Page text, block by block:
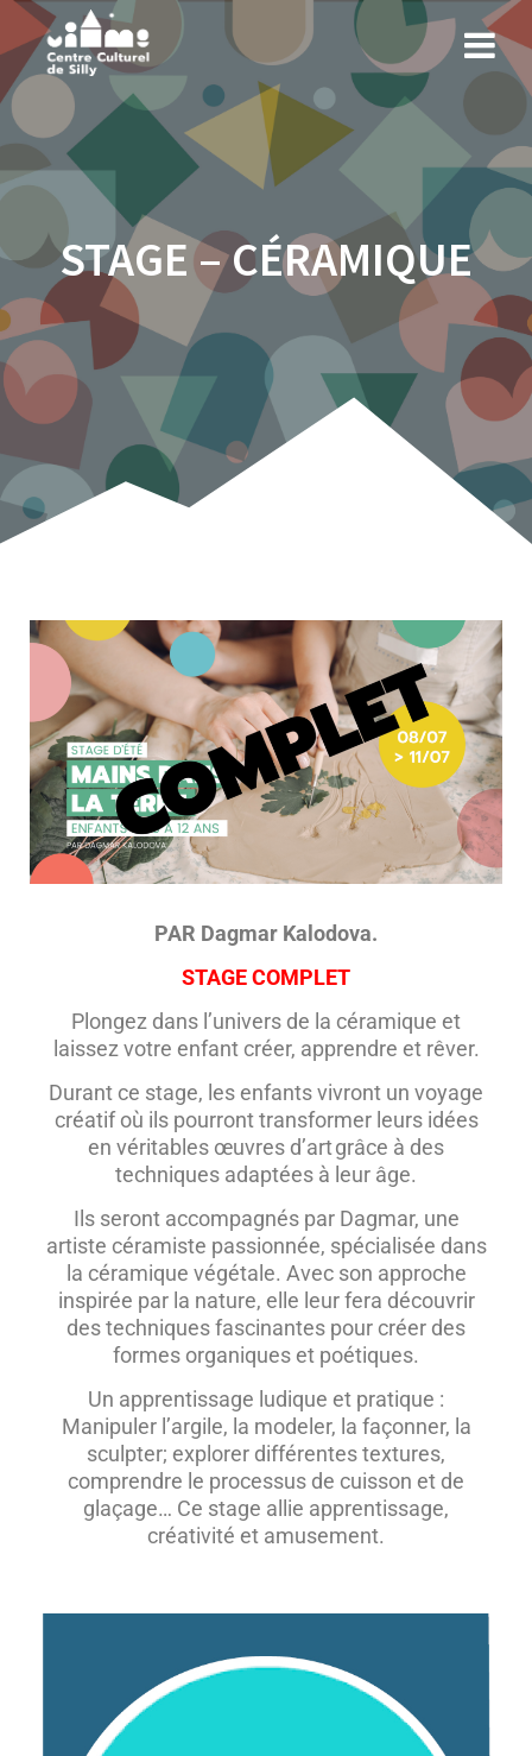
STAGE – CÉRAMIQUE
PAR Dagmar Kalodova.
STAGE COMPLET
Plongez dans l’univers de la céramique et
laissez votre enfant créer, apprendre et rêver.
Durant ce stage, les enfants vivront un voyage
créatif où ils pourront transformer leurs idées
en véritables œuvres d’art grâce à des
techniques adaptées à leur âge.
Ils seront accompagnés par Dagmar, une
artiste céramiste passionnée, spécialisée dans
la céramique végétale. Avec son approche
inspirée par la nature, elle leur fera découvrir
des techniques fascinantes pour créer des
formes organiques et poétiques.
Un apprentissage ludique et pratique :
Manipuler l’argile, la modeler, la façonner, la
sculpter; explorer différentes textures,
comprendre le processus de cuisson et de
glaçage… Ce stage allie apprentissage,
créativité et amusement.